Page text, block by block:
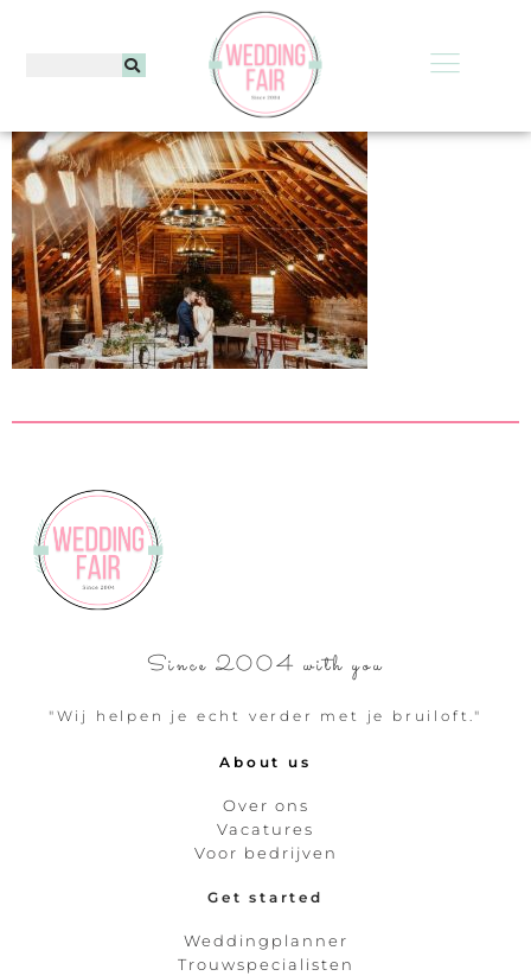
Since 2004 with you
"Wij helpen je echt verder met je bruiloft."
About us
Over ons
Vacatures
Voor bedrijven
Get started
Weddingplanner
Trouwspecialisten